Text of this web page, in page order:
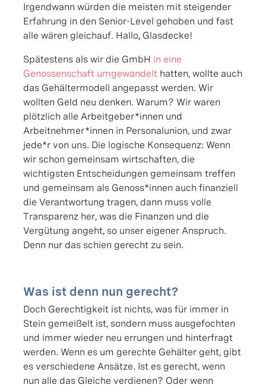
Irgendwann würden die meisten mit steigender
Erfahrung in den Senior-Level gehoben und fast
alle wären gleichauf. Hallo, Glasdecke!
Spätestens als wir die GmbH in eine
Genossenschaft umgewandelt hatten, wollte auch
das Gehältermodell angepasst werden. Wir
wollten Geld neu denken. Warum? Wir waren
plötzlich alle Arbeitgeber*innen und
Arbeitnehmer*innen in Personalunion, und zwar
jede*r von uns. Die logische Konsequenz: Wenn
wir schon gemeinsam wirtschaften, die
wichtigsten Entscheidungen gemeinsam treffen
und gemeinsam als Genoss*innen auch finanziell
die Verantwortung tragen, dann muss volle
Transparenz her, was die Finanzen und die
Vergütung angeht, so unser eigener Anspruch.
Denn nur das schien gerecht zu sein.
Was ist denn nun gerecht?
Doch Gerechtigkeit ist nichts, was für immer in
Stein gemeißelt ist, sondern muss ausgefochten
und immer wieder neu errungen und hinterfragt
werden. Wenn es um gerechte Gehälter geht, gibt
es verschiedene Ansätze. Ist es gerecht, wenn
nun alle das Gleiche verdienen? Oder wenn